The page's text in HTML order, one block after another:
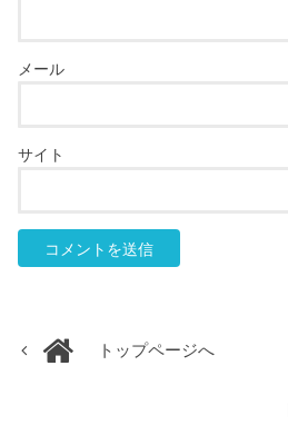
メール
サイト
トップページへ